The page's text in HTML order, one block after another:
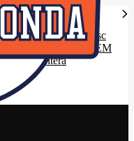
El Club
Liga VIPS Masc
LIGA VIPS FEM
Cantera